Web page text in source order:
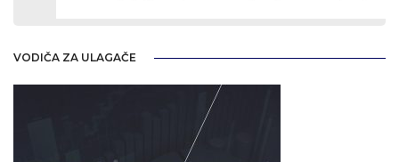
VODIČA ZA ULAGAČE